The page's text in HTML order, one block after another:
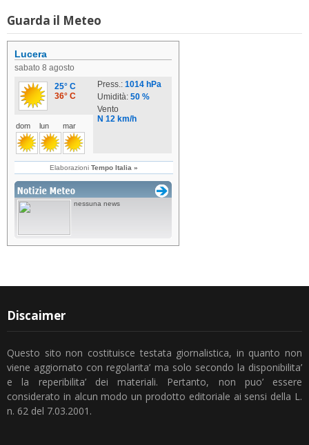
Guarda il Meteo
Discaimer
Questo sito non costituisce testata giornalistica, in quanto non
viene aggiornato con regolarita’ ma solo secondo la disponibilita’
e la reperibilita’ dei materiali. Pertanto, non puo’ essere
considerato in alcun modo un prodotto editoriale ai sensi della L.
n. 62 del 7.03.2001.